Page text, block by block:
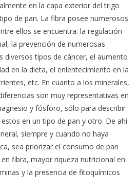
en la capa exterior del trigo
de pan. La fibra posee numerosos
ellos se encuentra: la regulación
la prevención de numerosas
diversos tipos de cáncer, el aumento
en la dieta, el enlentecimiento en la
etc. En cuanto a los minerales,
son muy representativas en
y fósforo, sólo para describir
en un tipo de pan y otro. De ahí
siempre y cuando no haya
sea priorizar el consumo de pan
fibra, mayor riqueza nutricional en
y la presencia de fitoquímicos